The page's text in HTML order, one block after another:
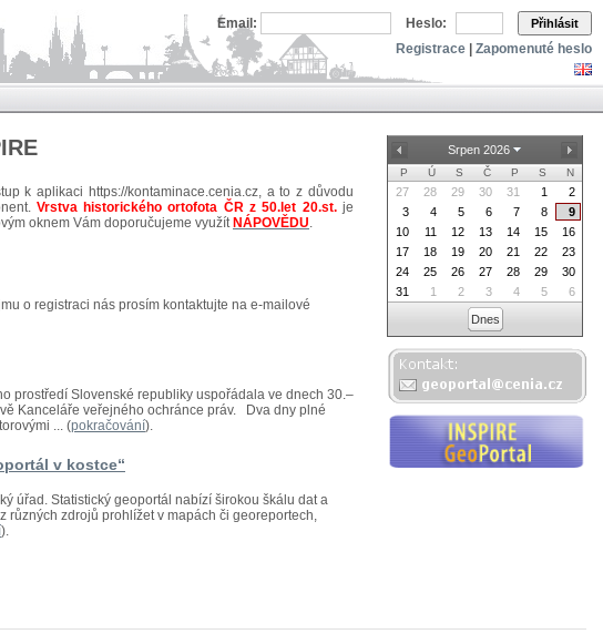
Email: Heslo: Přihlásit
Registrace Zapomenuté heslo
k aplikaci https://kontaminace.cenia.cz, a to z důvodu
Vrstva historického ortofota ČR z 50.let 20.st.je
oknem Vám doporučujeme využít NÁPOVĚDU.
o registraci nás prosím kontaktujte na e-mailové
prostředí Slovenské republiky uspořádala ve dnech 30.–
Kanceláře veřejného ochránce práv. Dva dny plné
... (pokračování).
v kostce“
úřad. Statistický geoportál nabízí širokou škálu dat a
různých zdrojů prohlížet v mapách či georeportech,
).
Srpen 2026
P Ú S Č P S N
27 28 29 30 31 1
2
3
4 5 6 7 8
9
10
11 12 13 14 15
16
17
18 19 20 21 22
23
24
25 26 27 28 29
30
31
1 2 3 4 5 6
Dnes